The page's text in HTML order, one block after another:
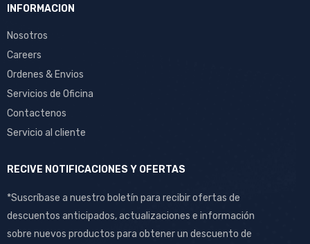
INFORMACION
Nosotros
Careers
Ordenes & Envios
Servicios de Oficina
Contactenos
Servicio al cliente
RECIVE NOTIFICACIONES Y OFERTAS
*Suscríbase a nuestro boletín para recibir ofertas de
descuentos anticipados, actualizaciones e información
sobre nuevos productos para obtener un descuento de